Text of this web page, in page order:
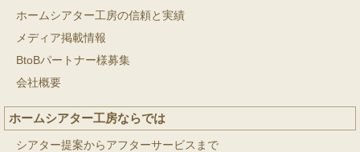
ホームシアター工房の信頼と実績
メディア掲載情報
BtoBパートナー様募集
会社概要
ホームシアター工房ならでは
シアター提案からアフターサービスまで